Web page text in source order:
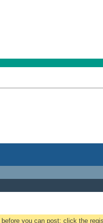
before you can post: click the